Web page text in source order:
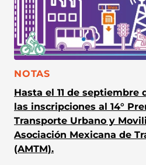
CATEGORÍA:
NOTAS
Hasta el 11 de septiembre
las inscripciones al 14°
Transporte Urbano y
Asociación Mexicana de
(AMTM).